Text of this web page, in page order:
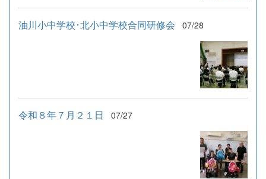
油川小中学校･北小中学校合同研修会 07/28
令和８年７月２１日 07/27